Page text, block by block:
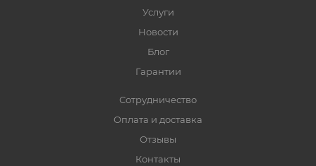
Услуги
Новости
Блог
Гарантии
Сотрудничество
Оплата и доставка
Отзывы
Контакты